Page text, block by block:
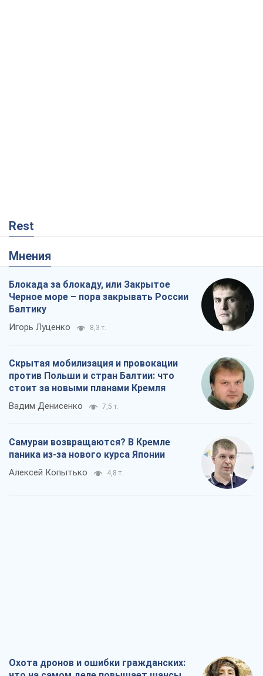
Rest
Мнения
Блокада за блокаду, или Закрытое
Черное море – пора закрывать России
Балтику
Игорь Луценко 8,3 т.
Скрытая мобилизация и провокации
против Польши и стран Балтии: что
стоит за новыми планами Кремля
Вадим Денисенко 7,5 т.
Самураи возвращаются? В Кремле
паника из-за нового курса Японии
Алексей Копытько 4,8 т.
Охота дронов и ошибки гражданских: